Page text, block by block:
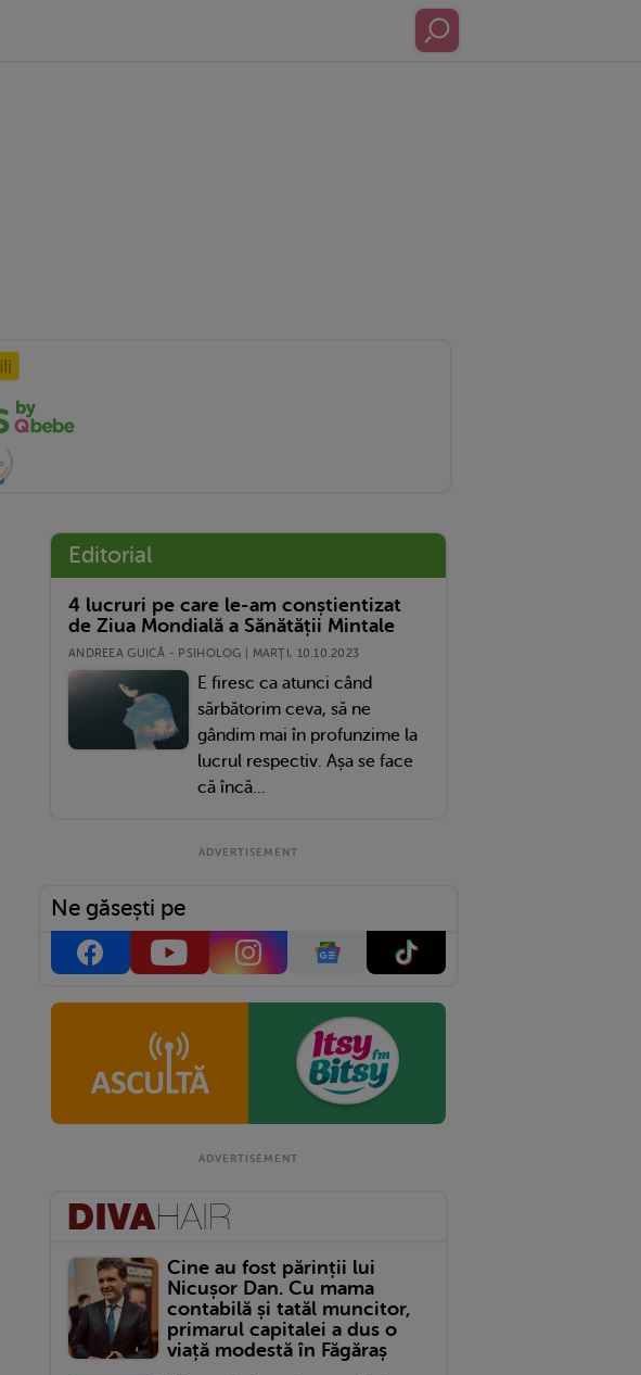
Editorial
4 lucruri pe care le-am conștientizat
de Ziua Mondială a Sănătății Mintale
ANDREEA GUICĂ - PSIHOLOG | MARŢI, 10.10.2023
E firesc ca atunci când
sărbătorim ceva, să ne
gândim mai în profunzime la
lucrul respectiv. Așa se face
că încă...
Ne găsești pe
Cine au fost părinții lui
Nicușor Dan. Cu mama
contabilă și tatăl muncitor,
primarul capitalei a dus o
viață modestă în Făgăraș